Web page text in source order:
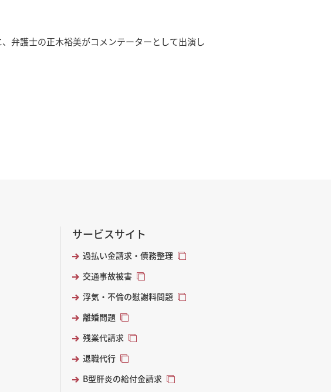
弁護士の正木裕美がコメンテーターとして出演し
サービスサイト
過払い金請求・債務整理
交通事故被害
浮気・不倫の慰謝料問題
離婚問題
残業代請求
退職代行
B型肝炎の給付金請求